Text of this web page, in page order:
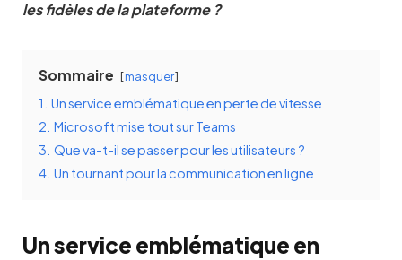
les fidèles de la plateforme ?
Sommaire masquer
1. Un service emblématique en perte de vitesse
2. Microsoft mise tout sur Teams
3. Que va-t-il se passer pour les utilisateurs ?
4. Un tournant pour la communication en ligne
Un service emblématique en